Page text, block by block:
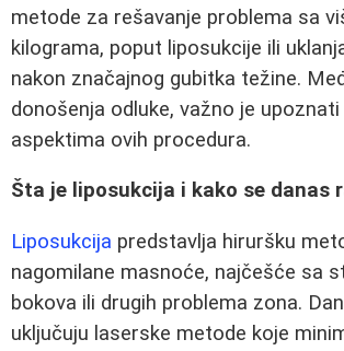
metode za rešavanje problema sa
kilograma, poput liposukcije ili
nakon značajnog gubitka težine.
donošenja odluke, važno je
aspektima ovih procedura.
Šta je liposukcija i kako se danas
Liposukcija predstavlja hiruršku
nagomilane masnoće, najčešće sa
bokova ili drugih problema zona.
uključuju laserske metode koje